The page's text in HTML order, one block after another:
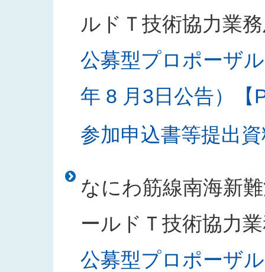
ルドＴ技術協力業
公募型プロポーザ
年 8 月3日公告）【
参加申込書等提出
なにわ筋線南海新
ールドＴ技術協力
公募型プロポーザ